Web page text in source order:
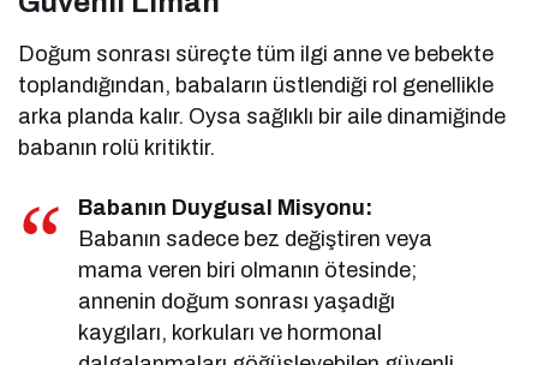
Doğum sonrası süreçte tüm ilgi anne ve bebekte
toplandığından, babaların üstlendiği rol genellikle
arka planda kalır. Oysa sağlıklı bir aile dinamiğinde
babanın rolü kritiktir.
Babanın Duygusal Misyonu:
Babanın sadece bez değiştiren veya
mama veren biri olmanın ötesinde;
annenin doğum sonrası yaşadığı
kaygıları, korkuları ve hormonal